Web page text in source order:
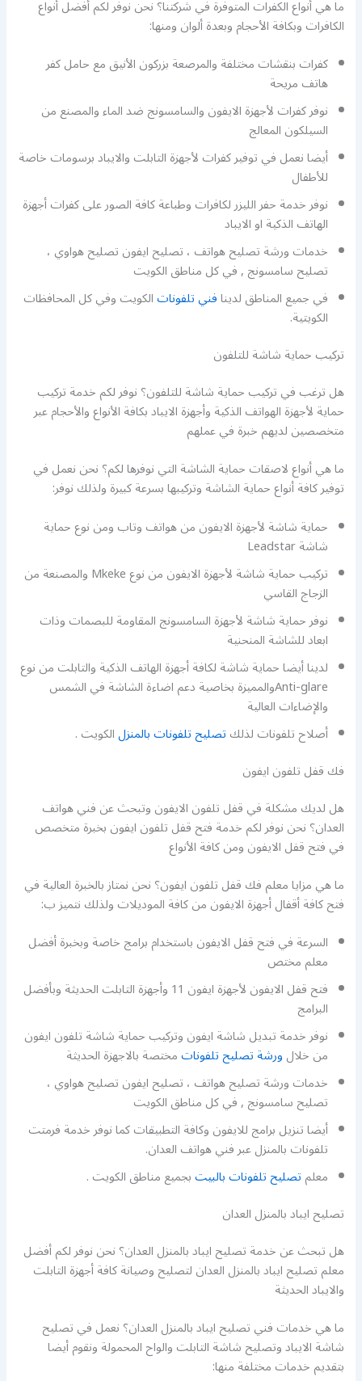
ما هي أنواع الكفرات المتوفرة في شركتنا؟ نحن نوفر لكم أفضل أنواع
الكافرات وبكافة الأحجام وبعدة ألوان ومنها:
كفرات بنقشات مختلفة والمرصعة بزركون الأنيق مع حامل كفر
هاتف مريحة
نوفر كفرات لأجهزة الايفون والسامسونج ضد الماء والمصنع من
السيلكون المعالج
أيضا نعمل في توفير كفرات لأجهزة التابلت والايباد برسومات خاصة
للأطفال
نوفر خدمة حفر الليزر لكافرات وطباعة كافة الصور على كفرات أجهزة
الهاتف الذكية او الايباد
خدمات ورشة تصليح هواتف ، تصليح ايفون تصليح هواوي ،
تصليح سامسونج , في كل مناطق الكويت
في جميع المناطق لدينافني تلفوناتالكويت وفي كل المحافظات
الكويتية.
تركيب حماية شاشة للتلفون
هل ترغب في تركيب حماية شاشة للتلفون؟ نوفر لكم خدمة تركيب
حماية لأجهزة الهواتف الذكية وأجهزة الايباد بكافة الأنواع والأحجام عبر
متخصصين لديهم خبرة في عملهم
ما هي أنواع لاصقات حماية الشاشة التي نوفرها لكم؟ نحن نعمل في
توفير كافة أنواع حماية الشاشة وتركيبها بسرعة كبيرة ولذلك نوفر:
حماية شاشة لأجهزة الايفون من هواتف وتاب ومن نوع حماية
شاشة Leadstar
تركيب حماية شاشة لأجهزة الايفون من نوع Mkeke والمصنعة من
الزجاج القاسي
نوفر حماية شاشة لأجهزة السامسونج المقاومة للبصمات وذات
ابعاد للشاشة المنحنية
لدينا أيضا حماية شاشة لكافة أجهزة الهاتف الذكية والتابلت من نوع
Anti-glareوالمميزة بخاصية دعم اضاءة الشاشة في الشمس
والإضاءات العالية
أصلاح تلفونات لذلكتصليح تلفونات بالمنزلالكويت .
فك قفل تلفون ايفون
هل لديك مشكلة في قفل تلفون الايفون وتبحث عن فني هواتف
العدان؟ نحن نوفر لكم خدمة فتح قفل تلفون ايفون بخبرة متخصص
في فتح قفل الايفون ومن كافة الأنواع
ما هي مزايا معلم فك قفل تلفون ايفون؟ نحن نمتاز بالخبرة العالية في
فتح كافة أقفال أجهزة الايفون من كافة الموديلات ولذلك نتميز ب:
السرعة في فتح قفل الايفون باستخدام برامج خاصة وبخبرة أفضل
معلم مختص
فتح قفل الايفون لأجهزة ايفون 11 وأجهزة التابلت الحديثة وبأفضل
البرامج
نوفر خدمة تبديل شاشة ايفون وتركيب حماية شاشة تلفون ايفون
من خلالورشة تصليح تلفوناتمختصة بالاجهزة الحديثة
خدمات ورشة تصليح هواتف ، تصليح ايفون تصليح هواوي ،
تصليح سامسونج , في كل مناطق الكويت
أيضا تنزيل برامج للايفون وكافة التطبيقات كما نوفر خدمة فرمتت
تلفونات بالمنزل عبر فني هواتف العدان.
معلمتصليح تلفونات بالبيتبجميع مناطق الكويت .
تصليح ايباد بالمنزل العدان
هل تبحث عن خدمة تصليح ايباد بالمنزل العدان؟ نحن نوفر لكم أفضل
معلم تصليح ايباد بالمنزل العدان لتصليح وصيانة كافة أجهزة التابلت
والايباد الحديثة
ما هي خدمات فني تصليح ايباد بالمنزل العدان؟ نعمل في تصليح
شاشة الايباد وتصليح شاشة التابلت والواح المحمولة ونقوم أيضا
بتقديم خدمات مختلفة منها: